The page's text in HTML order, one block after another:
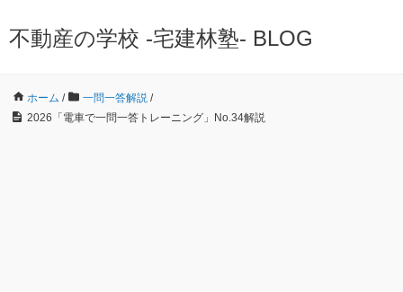
不動産の学校 -宅建林塾- BLOG
ホーム / 一問一答解説 /
2026「電車で一問一答トレーニング」No.34解説